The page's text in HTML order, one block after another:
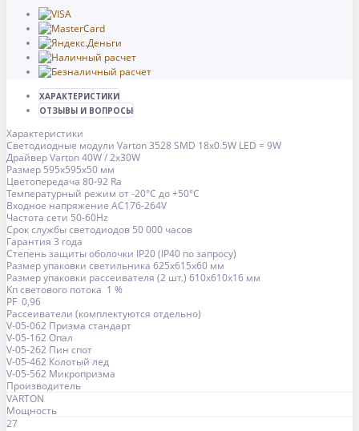
ХАРАКТЕРИСТИКИ
ОТЗЫВЫ И ВОПРОСЫ
Характеристики
Светодиодные модули Varton 3528 SMD 18х0.5W LED = 9W
Драйвер Varton 40W / 2х30W
Размер 595х595х50 мм
Цветопередача 80-92 Ra
Температурный режим от -20°С до +50°С
Входное напряжение AC176-264V
Частота сети 50-60Hz
Срок службы светодиодов 50 000 часов
Гарантия 3 года
Степень защиты оболочки IP20 (IP40 по запросу)
Размер упаковки светильника 625х615х60 мм
Размер упаковки рассеивателя (2 шт.) 610х610х16 мм
Kп светового потока 1 %
PF 0,96
Рассеиватели (комплектуются отдельно)
V-05-062 Призма стандарт
V-05-162 Опал
V-05-262 Пин спот
V-05-462 Колотый лед
V-05-562 Микропризма
Производитель
VARTON
Мощность
27